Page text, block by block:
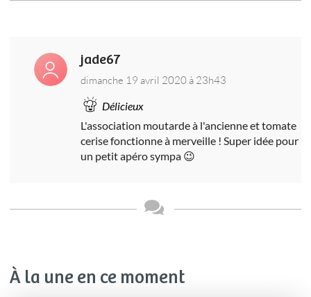
jade67
dimanche 19 avril 2020 à 23h43
Délicieux
L'association moutarde à l'ancienne et tomate
cerise fonctionne à merveille ! Super idée pour
un petit apéro sympa 😉
À la une en ce moment